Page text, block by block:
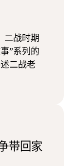
二战时期
”系列的
二战老
带回家